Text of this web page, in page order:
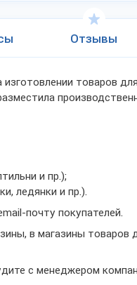
Отзывы
изготовлении товаров
и пр.);
ледянки и пр.).
почту покупателей.
в магазины товаров
с менеджером